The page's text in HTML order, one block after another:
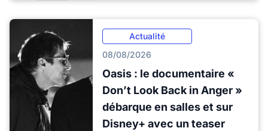
Actualité
08/08/2026
Oasis : le documentaire «
Don’t Look Back in Anger »
débarque en salles et sur
Disney+ avec un teaser